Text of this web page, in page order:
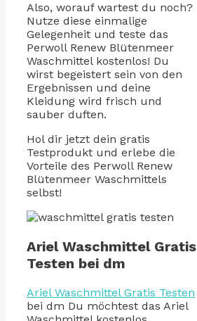
Also, worauf wartest du noch?
Nutze diese einmalige
Gelegenheit und teste das
Perwoll Renew Blütenmeer
Waschmittel kostenlos! Du
wirst begeistert sein von den
Ergebnissen und deine
Kleidung wird frisch und
sauber duften.
Hol dir jetzt dein gratis
Testprodukt und erlebe die
Vorteile des Perwoll Renew
Blütenmeer Waschmittels
selbst!
Ariel Waschmittel Gratis
Testen bei dm
Ariel Waschmittel Gratis Testen
bei dm Du möchtest das Ariel